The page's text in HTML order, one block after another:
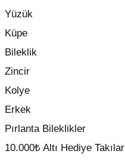
Yüzük
Küpe
Bileklik
Zincir
Kolye
Erkek
Pırlanta Bileklikler
10.000₺ Altı Hediye Takılar